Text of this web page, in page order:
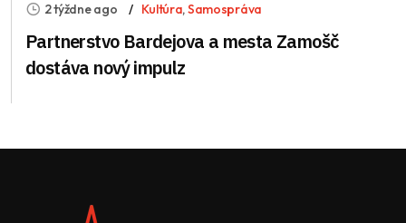
2 týždne ago Kultúra,Samospráva
Partnerstvo Bardejova a mesta Zamošč
dostáva nový impulz